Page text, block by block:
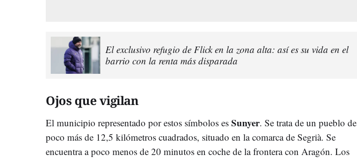
El exclusivo refugio de Flick en la zona alta: así es su vida en el
barrio con la renta más disparada
Ojos que vigilan
El municipio representado por estos símbolos es Sunyer. Se trata de un pueblo de
poco más de 12,5 kilómetros cuadrados, situado en la comarca de Segrià. Se
encuentra a poco menos de 20 minutos en coche de la frontera con Aragón. Los